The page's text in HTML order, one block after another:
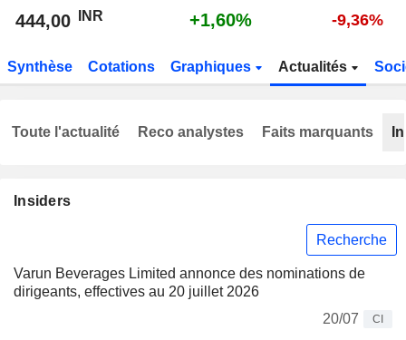
444,00 INR +1,60% -9,36%
Synthèse Cotations Graphiques Actualités
Insiders
Recherche
Varun Beverages Limited annonce des nominations de
dirigeants, effectives au 20 juillet 2026
20/07
CI
Toute l'actualité Reco analystes Faits marquants